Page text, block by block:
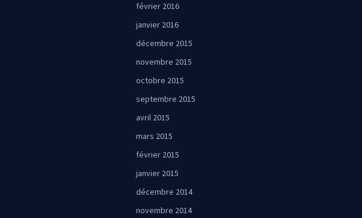
février 2016
janvier 2016
décembre 2015
novembre 2015
octobre 2015
septembre 2015
avril 2015
mars 2015
février 2015
janvier 2015
décembre 2014
novembre 2014